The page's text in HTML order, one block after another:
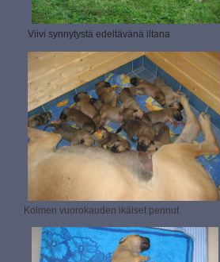
Viivi synnytystä edeltävänä iltana
Kolmen vuorokauden ikäiset pennut